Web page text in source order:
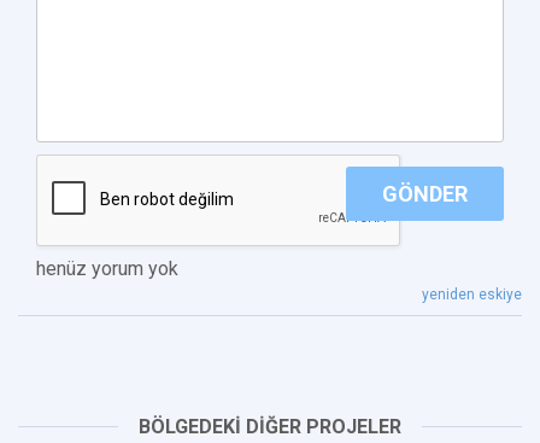
GÖNDER
henüz yorum yok
yeniden eskiye
BÖLGEDEKİ DİĞER PROJELER